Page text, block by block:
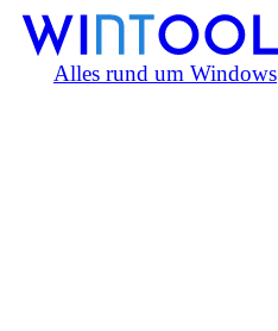
Alles rund um Windows